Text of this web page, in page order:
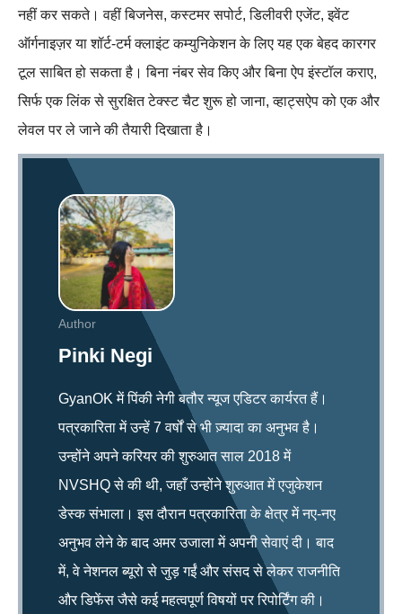
नहीं कर सकते। वहीं बिजनेस, कस्टमर सपोर्ट, डिलीवरी एजेंट, इवेंट
ऑर्गनाइज़र या शॉर्ट‑टर्म क्लाइंट कम्युनिकेशन के लिए यह एक बेहद कारगर
टूल साबित हो सकता है। बिना नंबर सेव किए और बिना ऐप इंस्टॉल कराए,
सिर्फ एक लिंक से सुरक्षित टेक्स्ट चैट शुरू हो जाना, व्हाट्सऐप को एक और
लेवल पर ले जाने की तैयारी दिखाता है।
Author
Pinki Negi
GyanOK में पिंकी नेगी बतौर न्यूज एडिटर कार्यरत हैं।
पत्रकारिता में उन्हें 7 वर्षों से भी ज़्यादा का अनुभव है।
उन्होंने अपने करियर की शुरुआत साल 2018 में
NVSHQ से की थी, जहाँ उन्होंने शुरुआत में एजुकेशन
डेस्क संभाला। इस दौरान पत्रकारिता के क्षेत्र में नए-नए
अनुभव लेने के बाद अमर उजाला में अपनी सेवाएं दी। बाद
में, वे नेशनल ब्यूरो से जुड़ गईं और संसद से लेकर राजनीति
और डिफेंस जैसे कई महत्वपूर्ण विषयों पर रिपोर्टिंग की।